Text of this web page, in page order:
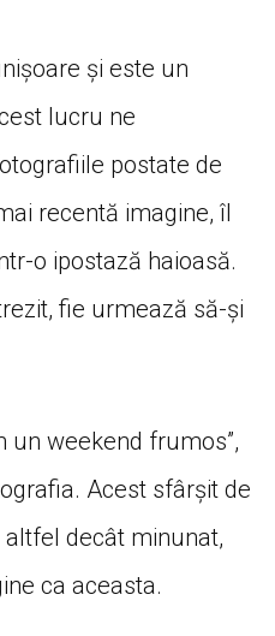
și este un
lucru ne
postate de
recentă imagine, îl
o ipostază haioasă.
fie urmează să-și
un weekend frumos”,
Acest sfârșit de
decât minunat,
ca aceasta.